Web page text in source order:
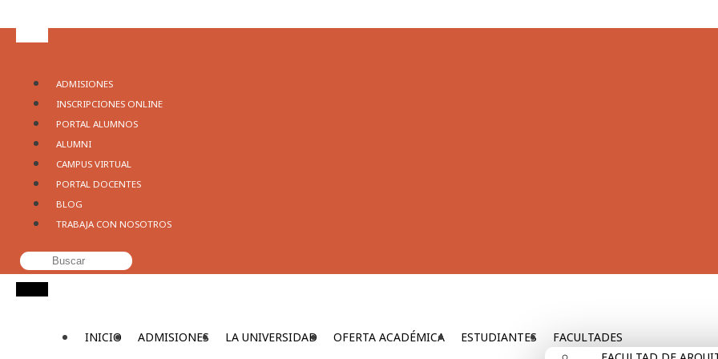
ADMISIONES
INSCRIPCIONES ONLINE
PORTAL ALUMNOS
ALUMNI
CAMPUS VIRTUAL
PORTAL DOCENTES
BLOG
TRABAJA CON NOSOTROS
INICIO ADMISIONES LA UNIVERSIDAD OFERTA ACADÉMICA ESTUDIANTES
FACULTADES